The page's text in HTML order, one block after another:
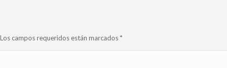
campos requeridos están marcados*